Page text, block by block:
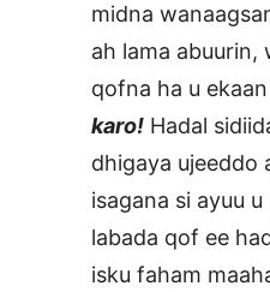
midna
ah lama abuurin,
qofna ha u
karo! Hadal
dhigaya ujeeddo
isagana si ayuu
labada qof ee
isku faham